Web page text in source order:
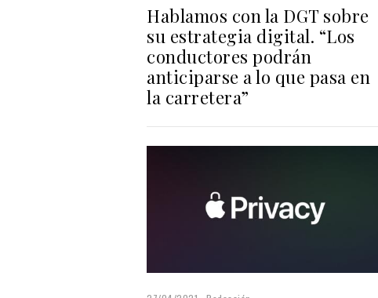
Hablamos con la DGT sobre
su estrategia digital. “Los
conductores podrán
anticiparse a lo que pasa en
la carretera”